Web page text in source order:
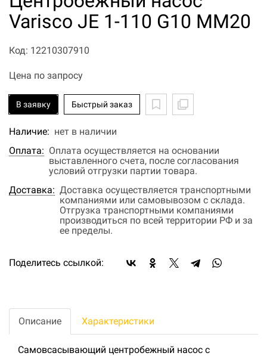
Varisco JE 1-110 G10 MM20
Код: 12210307910
Цена по запросу
В заявку Быстрый заказ
Наличие: нет в наличии
Оплата: Оплата осуществляется на основании
выставленного счета, после согласования
условий отгрузки партии товара.
Доставка: Доставка осуществляется транспортными
компаниями или самовывозом с склада.
Отгрузка транспортными компаниями
производиться по всей территории РФ и за
ее пределы.
Поделитесь ссылкой:
Описание Характеристики
Самовсасывающий центробежный насос с